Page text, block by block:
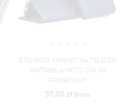
ETUI BOOK MAGNET NA TELEFON
MOTOROLA MOTO G54 5G
GRANATOWY
35,00 złBrutto